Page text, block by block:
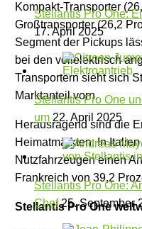
Kompakt-Transporter
Großtransporter (26,2
Segment der Pickups
bei den vollelektrisch
Transportern sieht sich
Marktanteil vorn.
Herausragend sind die
Heimatmärkten: In
Nutzfahrzeugen einen
Frankreich von 39,2
Stellantis Pro One
Stellantis Pro One:
17. April 2025
Stellantis Pro One
um 22. April 2025
Stellantis Pro One:
Chef25. September